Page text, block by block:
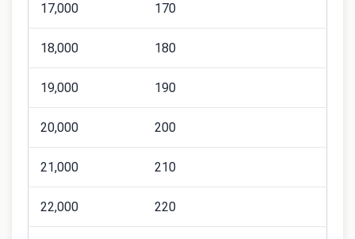
17,000 170
18,000 180
19,000 190
20,000 200
21,000 210
22,000 220